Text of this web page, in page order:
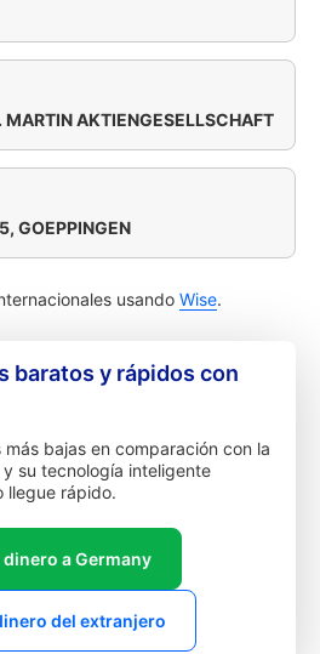
MARTIN AKTIENGESELLSCHAFT
GOEPPINGEN
usando Wise.
baratos y rápidos con
bajas en comparación con la
su tecnología inteligente
llegue rápido.
dinero a Germany
del extranjero